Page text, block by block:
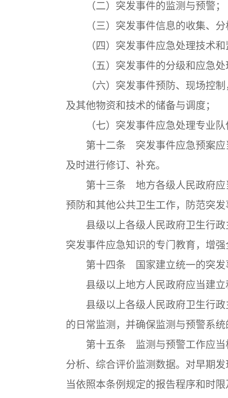
（二）突发事件的监测与预警；
（三）突发事件信息的收集、分
（四）突发事件应急处理技术和
（五）突发事件的分级和应急处
（六）突发事件预防、现场控制
及其他物资和技术的储备与调度；
（七）突发事件应急处理专业队
第十二条 突发事件应急预案应
及时进行修订、补充。
第十三条 地方各级人民政府应
预防和其他公共卫生工作，防范突发
县级以上各级人民政府卫生行政
突发事件应急知识的专门教育，增
第十四条 国家建立统一的突发
县级以上地方人民政府应当建立
县级以上各级人民政府卫生行政
的日常监测，并确保监测与预警系统
第十五条 监测与预警工作应当
分析、综合评价监测数据。对早期
当依照本条例规定的报告程序和时限